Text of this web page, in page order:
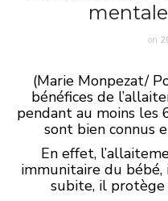
on
(Marie Monpezat/
bénéfices de
pendant au moins les
sont bien connus
En effet,
immunitaire du
subite, il